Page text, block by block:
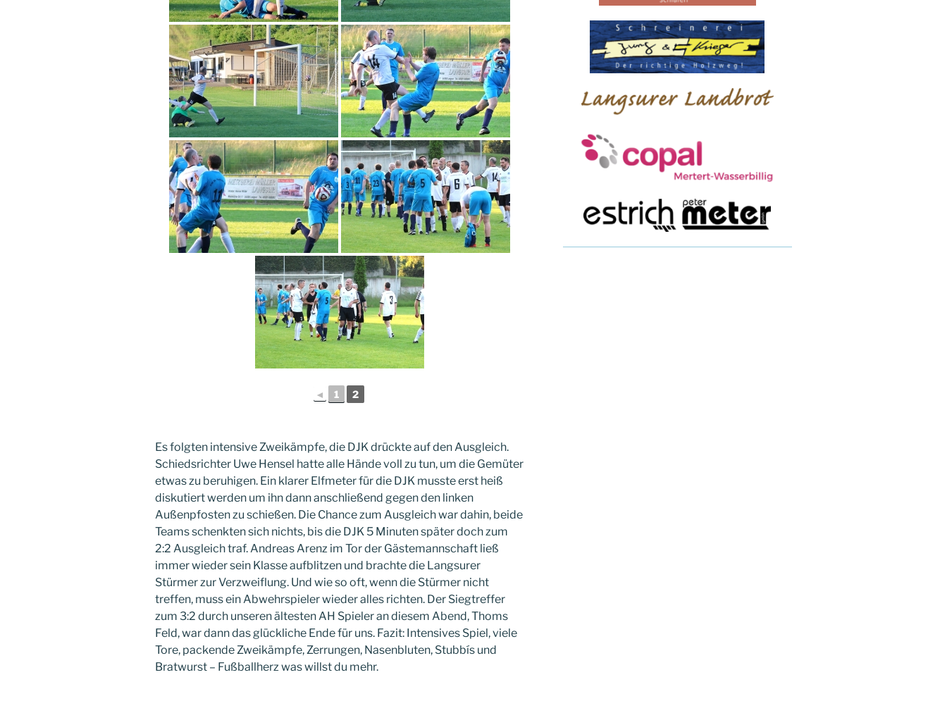
◄ 1 2
Es folgten intensive Zweikämpfe, die DJK drückte auf den Ausgleich.
Schiedsrichter Uwe Hensel hatte alle Hände voll zu tun, um die Gemüter
etwas zu beruhigen. Ein klarer Elfmeter für die DJK musste erst heiß
diskutiert werden um ihn dann anschließend gegen den linken
Außenpfosten zu schießen. Die Chance zum Ausgleich war dahin, beide
Teams schenkten sich nichts, bis die DJK 5 Minuten später doch zum
2:2 Ausgleich traf. Andreas Arenz im Tor der Gästemannschaft ließ
immer wieder sein Klasse aufblitzen und brachte die Langsurer
Stürmer zur Verzweiflung. Und wie so oft, wenn die Stürmer nicht
treffen, muss ein Abwehrspieler wieder alles richten. Der Siegtreffer
zum 3:2 durch unseren ältesten AH Spieler an diesem Abend, Thoms
Feld, war dann das glückliche Ende für uns. Fazit: Intensives Spiel, viele
Tore, packende Zweikämpfe, Zerrungen, Nasenbluten, Stubbís und
Bratwurst – Fußballherz was willst du mehr.